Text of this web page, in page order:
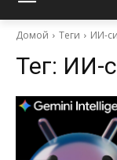
Домой Теги ИИ-
Тег: ИИ-